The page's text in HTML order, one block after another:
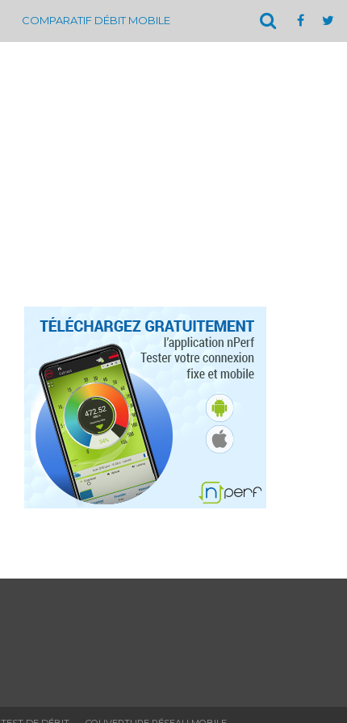
COMPARATIF DÉBIT MOBILE